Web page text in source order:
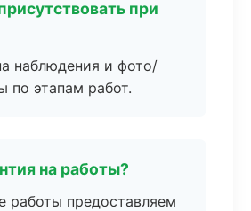
при
наблюдения и фото/
по этапам работ.
на работы?
работы предоставляем